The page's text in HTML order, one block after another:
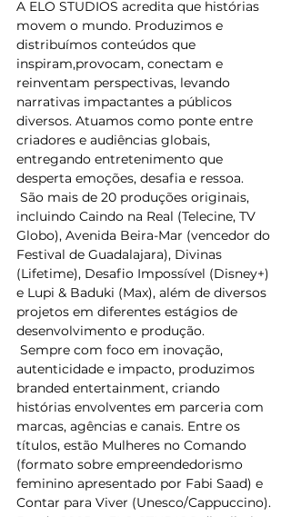
A ELO STUDIOS acredita que histórias
movem o mundo. Produzimos e
distribuímos conteúdos que
inspiram,provocam, conectam e
reinventam perspectivas, levando
narrativas impactantes a públicos
diversos. Atuamos como ponte entre
criadores e audiências globais,
entregando entretenimento que
desperta emoções, desafia e ressoa.
São mais de 20 produções originais,
incluindo Caindo na Real (Telecine, TV
Globo), Avenida Beira-Mar (vencedor do
Festival de Guadalajara), Divinas
(Lifetime), Desafio Impossível (Disney+)
e Lupi & Baduki (Max), além de diversos
projetos em diferentes estágios de
desenvolvimento e produção.
Sempre com foco em inovação,
autenticidade e impacto, produzimos
branded entertainment, criando
histórias envolventes em parceria com
marcas, agências e canais. Entre os
títulos, estão Mulheres no Comando
(formato sobre empreendedorismo
feminino apresentado por Fabi Saad) e
Contar para Viver (Unesco/Cappuccino).